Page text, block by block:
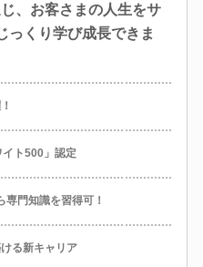
、お客さまの人生をサ
っくり学び成長できま
ト500」認定
門知識を習得可！
る新キャリア